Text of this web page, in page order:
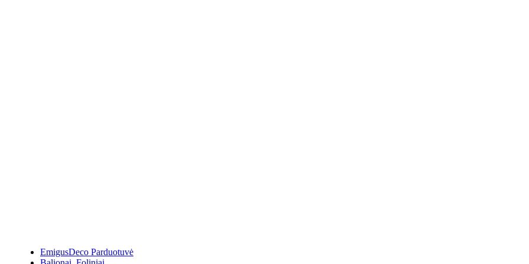
EmigusDeco Parduotuvė